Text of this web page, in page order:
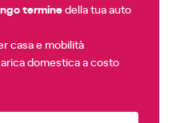
terminedella tua auto
casa e mobilità
domestica a costo